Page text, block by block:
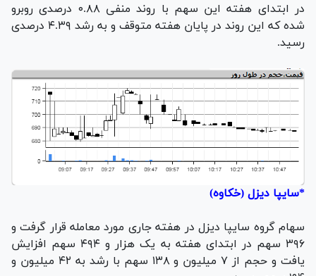
در ابتدای هفته این سهم با روند منفی ۰.۸۸ درصدی روبرو
شده که این روند در پایان هفته متوقف و به رشد ۴.۳۹ درصدی
رسید.
*سایپا دیزل (خکاوه)
سهام گروه سایپا دیزل در هفته جاری مورد معامله قرار گرفت و
۳۹۶ سهم در ابتدای هفته به یک هزار و ۴۹۴ سهم افزایش
یافت و حجم از ۷ میلیون و ۱۳۸ سهم با رشد به ۴۲ میلیون و